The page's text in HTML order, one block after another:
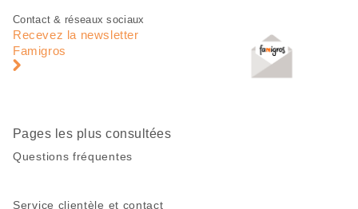
Pied
page
Navigation
pied
Contact & réseaux sociaux
Recevez la newsletter
Famigros
Pages les plus consultées
Questions fréquentes
Service clientèle et contact